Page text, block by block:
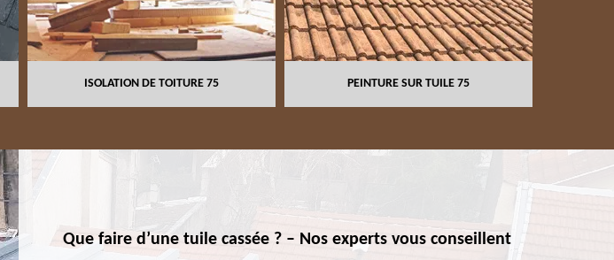
ISOLATION DE TOITURE 75 PEINTURE SUR TUILE 75
Que faire d’une tuile cassée ? – Nos experts vous conseillent